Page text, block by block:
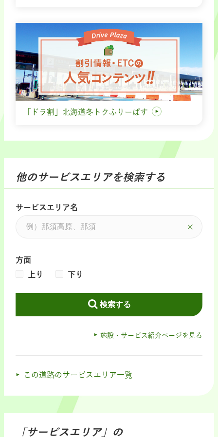
「ドラ割」北海道冬トクふりーぱす
他のサービスエリアを検索する
サービスエリア名
方面
上り
下り
検索する
施設・サービス紹介ページを見る
この道路のサービスエリア一覧
「サービスエリア」の